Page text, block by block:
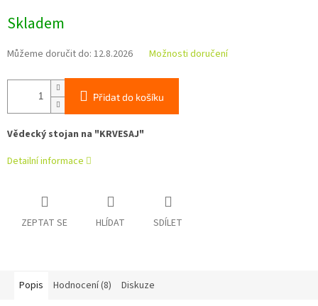
cena:
Skladem
Můžeme doručit do: 12.8.2026 Možnosti doručení
Přidat do košíku
Vědecký stojan na "KRVESAJ"
Detailní informace
ZEPTAT SE HLÍDAT SDÍLET
Popis Hodnocení (8) Diskuze